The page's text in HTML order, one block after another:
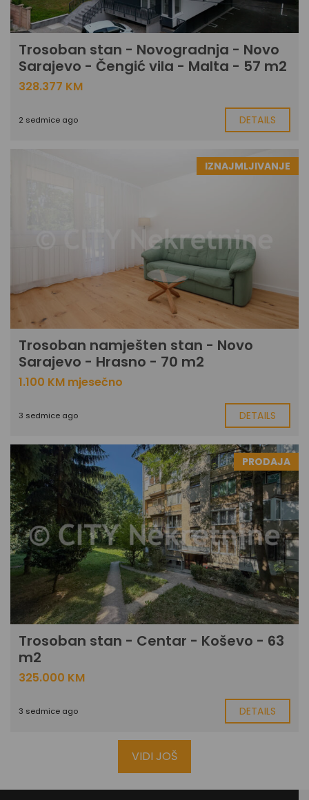
Trosoban stan - Novogradnja - Novo
Sarajevo - Čengić vila - Malta - 57 m2
328.377 KM
2 sedmice ago DETAILS
IZNAJMLJIVANJE
Trosoban namješten stan - Novo
Sarajevo - Hrasno - 70 m2
1.100 KM mjesečno
3 sedmice ago DETAILS
PRODAJA
Trosoban stan - Centar - Koševo - 63
m2
325.000 KM
3 sedmice ago DETAILS
VIDI JOŠ